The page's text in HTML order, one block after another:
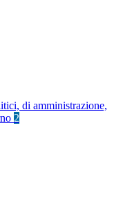
di amministrazione,
2